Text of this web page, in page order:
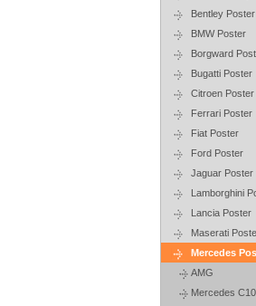
Bentley Poster
BMW Poster
Borgward
Bugatti Poster
Citroen Poster
Ferrari Poster
Fiat Poster
Ford Poster
Jaguar Poster
Lamborghini
Lancia Poster
Maserati
Mercedes
AMG
Mercedes